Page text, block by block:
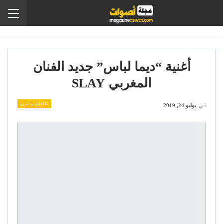
أغنية “ديما لباس” جديد الفنان
المغربي SLAY
ثقافات وفنون في يوليو 24, 2019